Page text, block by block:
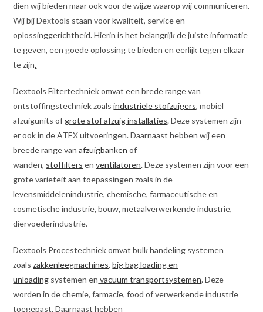
dien wij bieden maar ook voor de wijze waarop wij communiceren.
Wij bij Dextools staan voor kwaliteit, service en
oplossinggerichtheid.Hierin is het belangrijk de juiste informatie
te geven, een goede oplossing te bieden en eerlijk tegen elkaar
te zijn.
Dextools Filtertechniek omvat een brede range van
ontstoffingstechniek zoalsindustriele stofzuigers, mobiel
afzuigunits of grote stof afzuig installaties. Deze systemen zijn
er ook in de ATEX uitvoeringen. Daarnaast hebben wij een
breede range vanafzuigbanken of
wanden, stoffilters enventilatoren. Deze systemen zijn voor een
grote variëteit aan toepassingen zoals in de
levensmiddelenindustrie, chemische, farmaceutische en
cosmetische industrie, bouw, metaalverwerkende industrie,
diervoederindustrie.
Dextools Procestechniek omvat bulk handeling systemen
zoalszakkenleegmachines,big bag loading en
unloading systemen en vacuüm transportsystemen. Deze
worden in de chemie, farmacie, food of verwerkende industrie
toegepast. Daarnaast hebben